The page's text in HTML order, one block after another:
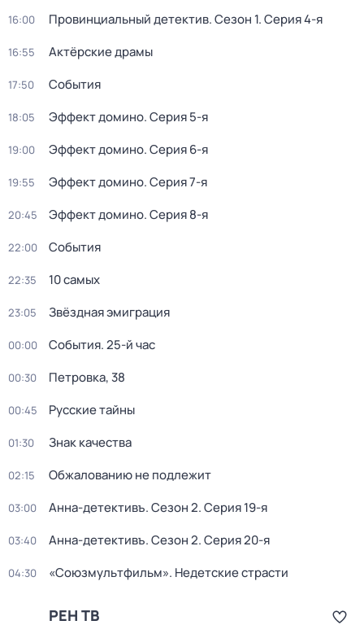
16:00 Провинциальный детектив. Сезон 1. Серия 4-я
16:55 Актёрские драмы
17:50 События
18:05 Эффект домино. Серия 5-я
19:00 Эффект домино. Серия 6-я
19:55 Эффект домино. Серия 7-я
20:45 Эффект домино. Серия 8-я
22:00 События
22:35 10 самых
23:05 Звёздная эмиграция
00:00 События. 25-й час
00:30 Петровка, 38
00:45 Русские тайны
01:30 Знак качества
02:15 Обжалованию не подлежит
03:00 Анна-детективъ. Сезон 2. Серия 19-я
03:40 Анна-детективъ. Сезон 2. Серия 20-я
04:30 «Союзмультфильм». Недетские страсти
РЕН ТВ